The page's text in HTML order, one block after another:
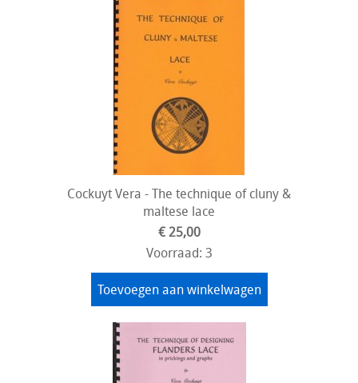
Cockuyt Vera - The technique of cluny &
maltese lace
€ 25,00
Voorraad: 3
Toevoegen aan winkelwagen